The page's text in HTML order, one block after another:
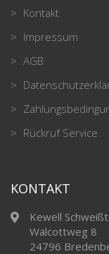
Kontakt
Impressum
AGB
Rückruf Service
KONTAKT
Kewell
Walcottweg 8
24796